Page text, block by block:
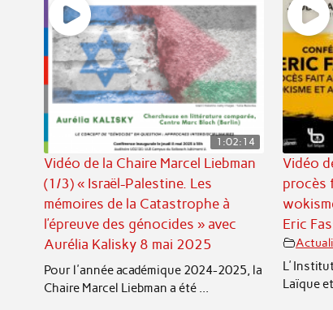
1:02:14
Vidéo de la Chaire Marcel Liebman
(1/3) « Israël-Palestine. Les
mémoires de la Catastrophe à
l’épreuve des génocides » avec
Aurélia Kalisky 8 mai 2025
Pour l'année académique 2024-2025, la
Chaire Marcel Liebman a été ...
Vidéo
procès
Eric
L’
Laïque